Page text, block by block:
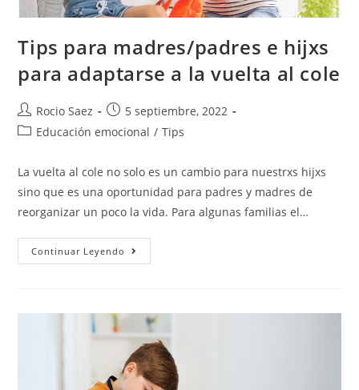
Tips para madres/padres e hijxs
para adaptarse a la vuelta al cole
Rocio Saez
5 septiembre, 2022
Educación emocional / Tips
La vuelta al cole no solo es un cambio para nuestrxs hijxs
sino que es una oportunidad para padres y madres de
reorganizar un poco la vida. Para algunas familias el…
Continuar Leyendo